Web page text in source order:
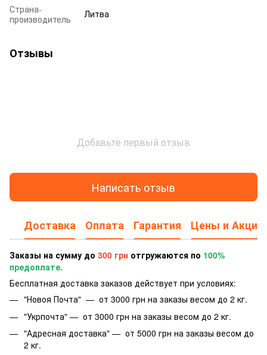
Страна-
производитель
Литва
Отзывы
Добавьте первый отзыв
Написать отзыв
Доставка Оплата Гарантия Цены и Акции
Заказы на сумму до 300 грн отгружаются по 100%
предоплате.
Бесплатная доставка заказов действует при условиях:
"Новоя Почта" — от 3000 грн на заказы весом до 2 кг.
"Укрпочта" — от 3000 грн на заказы весом до 2 кг.
"Адресная доставка" — от 5000 грн на заказы весом до
2 кг.